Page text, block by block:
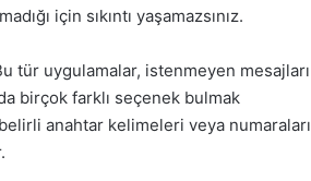
için sıkıntı yaşamazsınız.
tür uygulamalar, istenmeyen mesajları
birçok farklı seçenek bulmak
anahtar kelimeleri veya numaraları